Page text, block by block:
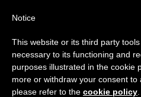
أجل انتهاء الحروب
Notice
This website or its third party
necessary to its functioning and
purposes illustrated in the cookie
more or withdraw your consent to
please refer to the cookie policy